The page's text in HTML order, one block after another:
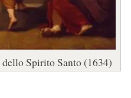
dello Spirito Santo (1634)